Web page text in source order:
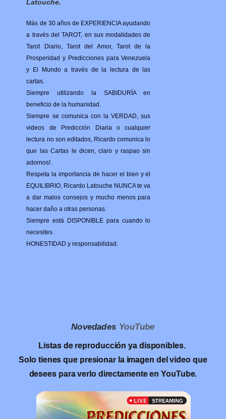
Latouche.
Más de 30 años de EXPERIENCIA ayudando
a través del TAROT, en sus modalidades de
Tarot Diario, Tarot del Amor, Tarot de la
Prosperidad y Predicciones para Venezuela
y El Mundo a través de la lectura de las
cartas.
Siempre utilizando la SABIDURÍA en
beneficio de la humanidad.
Siempre se comunica con la VERDAD, sus
videos de Predicción Diaria o cualquier
lectura no son editados, Ricardo comunica lo
que las Cartas le dicen, claro y raspao sin
adornos!.
Respeta la importancia de hacer el bien y el
EQUILIBRIO, Ricardo Latouche NUNCA te va
a dar malos consejos y mucho menos para
hacer daño a otras personas.
Siempre está DISPONIBLE para cuando lo
necesites.
HONESTIDAD y responsabilidad.
Novedades YouTube
Listas de reproducción ya disponibles.
Solo tienes que presionar la imagen del video que
desees para verlo directamente en YouTube.